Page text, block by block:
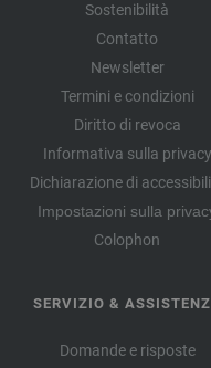
Sostenibilità
Contatto
Newsletter
Termini e condizioni
Diritto di revoca
Informativa sulla privacy
Dichiarazione di
Impostazioni sulla
Colophon
SERVIZIO &
Domande e risposte